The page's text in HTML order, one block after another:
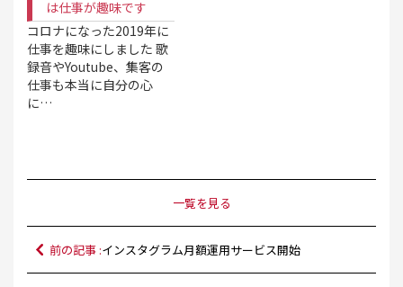
は仕事が趣味です
コロナになった2019年に
仕事を趣味にしました 歌
録音やYoutube、集客の
仕事も本当に自分の心
に…
一覧を見る
前の記事 :インスタグラム月額運用サービス開始